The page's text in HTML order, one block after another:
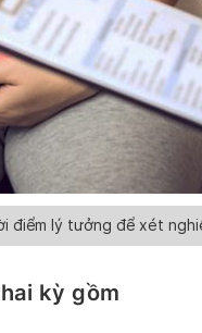
điểm lý tưởng để xét
kỳ gồm